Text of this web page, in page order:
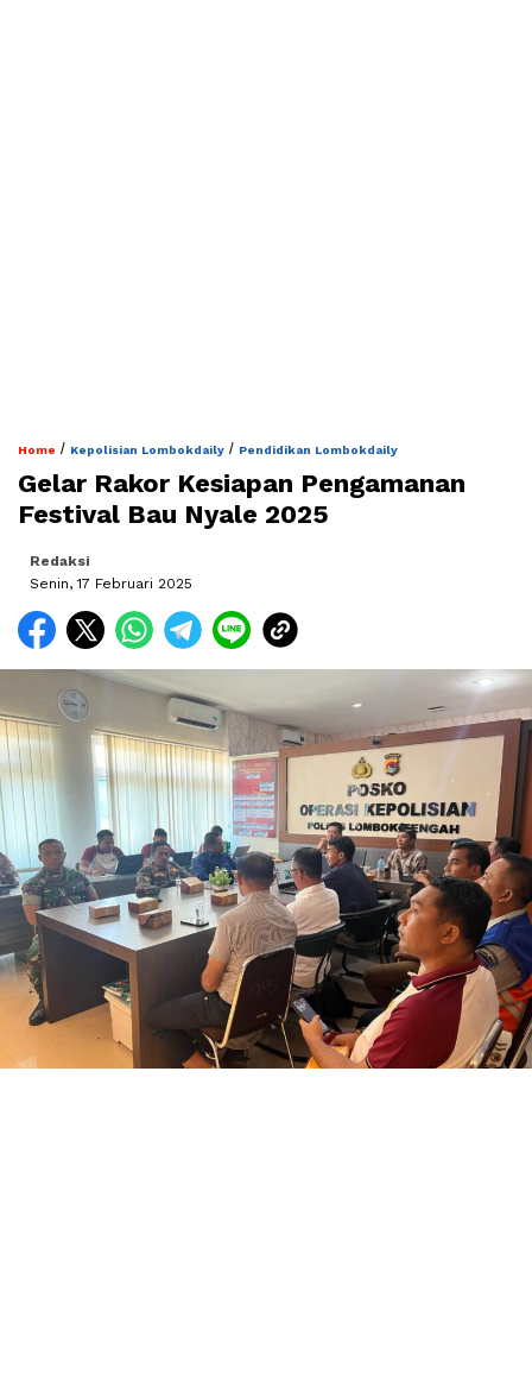
Home / Kepolisian Lombokdaily / Pendidikan Lombokdaily
Gelar Rakor Kesiapan Pengamanan
Festival Bau Nyale 2025
Redaksi
Senin, 17 Februari 2025